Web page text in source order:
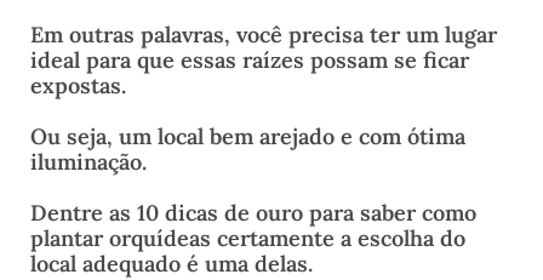
Em outras palavras, você precisa ter um lugar
ideal para que essas raízes possam se ficar
expostas.
Ou seja, um local bem arejado e com ótima
iluminação.
Dentre as 10 dicas de ouro para saber como
plantar orquídeas certamente a escolha do
local adequado é uma delas.